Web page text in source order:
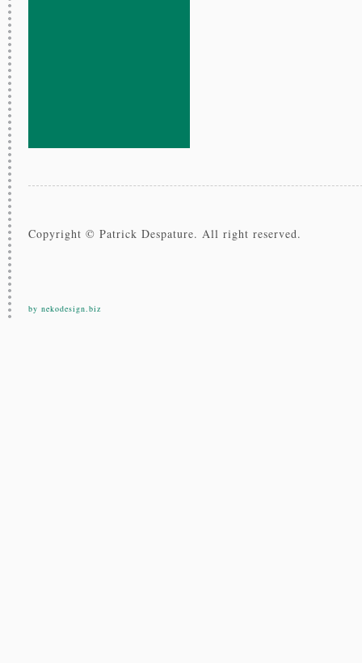
Copyright © Patrick Despature. All right reserved.
by nekodesign.biz